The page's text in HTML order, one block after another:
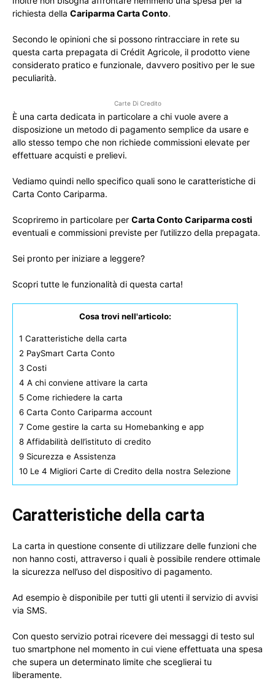
richiesta della Cariparma Carta Conto.
Secondo le opinioni che si possono rintracciare in rete su
questa carta prepagata di Crédit Agricole, il prodotto viene
considerato pratico e funzionale, davvero positivo per le sue
peculiarità.
Carte Di Credito
È una carta dedicata in particolare a chi vuole avere a
disposizione un metodo di pagamento semplice da usare e
allo stesso tempo che non richiede commissioni elevate per
effettuare acquisti e prelievi.
Vediamo quindi nello specifico quali sono le caratteristiche di
Carta Conto Cariparma.
Scopriremo in particolare per Carta Conto Cariparma costi
eventuali e commissioni previste per l’utilizzo della prepagata.
Sei pronto per iniziare a leggere?
Scopri tutte le funzionalità di questa carta!
Cosa trovi nell'articolo:
1 Caratteristiche della carta
2 PaySmart Carta Conto
3 Costi
4 A chi conviene attivare la carta
5 Come richiedere la carta
6 Carta Conto Cariparma account
7 Come gestire la carta su Homebanking e app
8 Affidabilità dell’istituto di credito
9 Sicurezza e Assistenza
10 Le 4 Migliori Carte di Credito della nostra Selezione
Caratteristiche della carta
La carta in questione consente di utilizzare delle funzioni che
non hanno costi, attraverso i quali è possibile rendere ottimale
la sicurezza nell’uso del dispositivo di pagamento.
Ad esempio è disponibile per tutti gli utenti il servizio di avvisi
via SMS.
Con questo servizio potrai ricevere dei messaggi di testo sul
tuo smartphone nel momento in cui viene effettuata una spesa
che supera un determinato limite che sceglierai tu
liberamente.